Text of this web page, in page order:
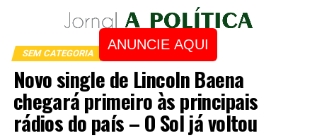
ANUNCIE AQUI
SEM CATEGORIA
Novo single de Lincoln Baena
chegará primeiro às principais
rádios do país – O Sol já voltou